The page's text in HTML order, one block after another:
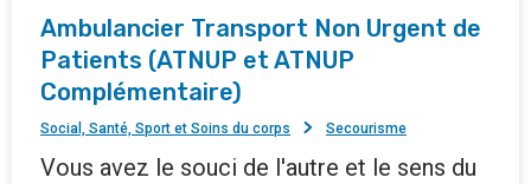
Ambulancier Transport Non Urgent de
Patients (ATNUP et ATNUP
Complémentaire)
Social, Santé, Sport et Soins du corps Secourisme
Vous avez le souci de l'autre et le sens du